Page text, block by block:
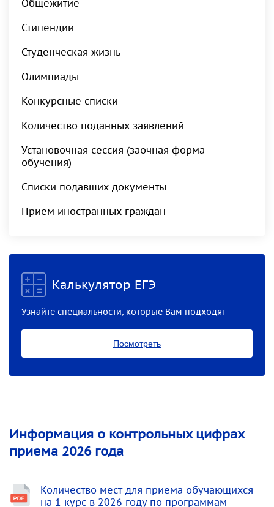
Общежитие
Стипендии
Студенческая жизнь
Олимпиады
Конкурсные списки
Количество поданных заявлений
Установочная сессия (заочная форма
обучения)
Списки подавших документы
Прием иностранных граждан
Калькулятор ЕГЭ
Узнайте специальности, которые Вам подходят
Посмотреть
Информация о контрольных цифрах
приема 2026 года
Количество мест для приема обучающихся
на 1 курс в 2026 году по программам